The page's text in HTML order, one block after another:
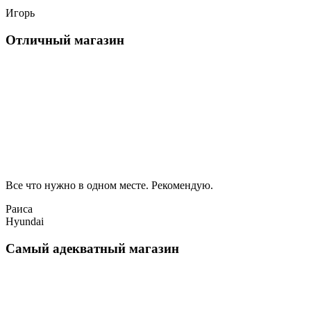
Игорь
Отличный магазин
Все что нужно в одном месте. Рекомендую.
Раиса
Hyundai
Самый адекватный магазин